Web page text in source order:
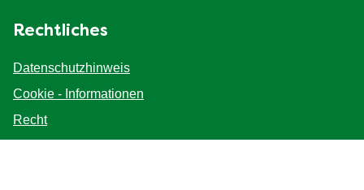
Rechtliches
Datenschutzhinweis
Cookie-Einstellungen
Cookie - Informationen
Recht